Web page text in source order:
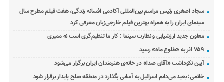
سجاد اصغری رئیس مراسم بین‌المللی آکادمی افسانه زندگی، هفت فیلم مطرح سال
سینمای ایران را به همراه بهترین فیلم خارجی‌زبان معرفی کرد
معاون جدید ارزشیابی و نظارت سینما : کار ما تنظیم‌گری است نه ممیزی
۷۵۹ اثر به «طلوع ماه» رسید
آیین نکوداشت «آقای صدا» در خانه‌ی هنرمندان ایران برگزار می‌شود
خاتمی: بعید می‌دانم اسرائیل به آسانی بگذارد در منطقه صلح پایدار برقرار شود